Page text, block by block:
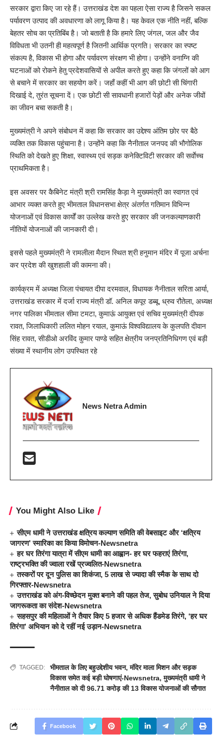
सरकार द्वारा किए जा रहे हैं। उत्तराखंड देश का पहला ऐसा राज्य है जिसने सकल
पर्यावरण उत्पाद की अवधारणा को लागू किया है। यह केवल एक नीति नहीं, बल्कि
बेहतर सोच का प्रतिबिंब है। जो बताती है कि हमारे लिए जंगल, जल और जैव
विविधता भी उतनी ही महत्वपूर्ण है जितनी आर्थिक प्रगति। सरकार का स्पष्ट
संकल्प है, विकास भी होगा और पर्यावरण संरक्षण भी होगा। उन्होंने वनाग्नि की
घटनाओं को रोकने हेतु प्रदेशवासियों से अपील करते हुए कहा कि जंगलों को आग
से बचाने में सरकार का सहयोग करें। जहाँ कहीं भी आग की छोटी सी चिंगारी
दिखाई दे, तुरंत सूचना दें। एक छोटी सी सावधानी हजारों पेड़ों और अनेक जीवों
का जीवन बचा सकती है।
मुख्यमंत्री ने अपने संबोधन में कहा कि सरकार का उद्देश्य अंतिम छोर पर बैठे
व्यक्ति तक विकास पहुंचाना है। उन्होंने कहा कि नैनीताल जनपद की भौगोलिक
स्थिति को देखते हुए शिक्षा, स्वास्थ्य एवं सड़क कनेक्टिविटी सरकार की सर्वाेच्च
प्राथमिकता है।
इस अवसर पर कैबिनेट मंत्री श्री रामसिंह कैड़ा ने मुख्यमंत्री का स्वागत एवं
आभार व्यक्त करते हुए भीमताल विधानसभा क्षेत्र अंतर्गत गतिमान विभिन्न
योजनाओं एवं विकास कार्यों का उल्लेख करते हुए सरकार की जनकल्याणकारी
नीतियों योजनाओं की जानकारी दी।
इससे पहले मुख्यमंत्री ने रामलीला मैदान स्थित श्री हनुमान मंदिर में पूजा अर्चना
कर प्रदेश की खुशहाली की कामना की।
कार्यक्रम में अध्यक्ष जिला पंचायत दीपा दरमवाल, विधायक नैनीताल सरिता आर्या,
उत्तराखंड सरकार में दर्जा राज्य मंत्री डॉ. अनिल कपूर डब्बू, ध्रुव रौतेला, अध्यक्ष
नगर पालिका भीमताल सीमा टमटा, कुमाऊं आयुक्त एवं सचिव मुख्यमंत्री दीपक
रावत, जिलाधिकारी ललित मोहन रयाल, कुमाऊं विश्वविद्यालय के कुलपति दीवान
सिंह रावत, सीडीओ अरविंद कुमार पाण्डे सहित क्षेत्रीय जनप्रतिनिधिगण एवं बड़ी
संख्या में स्थानीय लोग उपस्थित रहे
News Netra Admin
You Might Also Like
सीएम धामी ने उत्तराखंड क्षत्रिय कल्याण समिति की वेबसाइट और ‘क्षत्रिय
जागरण’ स्मारिका का किया विमोचन-Newsnetra
हर घर तिरंगा यात्रा में सीएम धामी का आह्वान- हर घर फहराएं तिरंगा,
राष्ट्रभक्ति की ज्वाला रखें प्रज्वलित-Newsnetra
तस्करों पर दून पुलिस का शिकंजा, 5 लाख से ज्यादा की स्मैक के साथ दो
गिरफ्तार-Newsnetra
उत्तराखंड को अंग-विच्छेदन मुक्त बनाने की पहल तेज, सुबोध उनियाल ने दिया
जागरूकता का संदेश-Newsnetra
सहसपुर की महिलाओं ने तैयार किए 5 हजार से अधिक हैंडमेड तिरंगे, ‘हर घर
तिरंगा’ अभियान को दे रहीं नई उड़ान-Newsnetra
TAGGED: भीमताल के लिए बहुउद्देशीय भवन,मंदिर माला मिशन और सड़क
विकास समेत कई बड़ी घोषणाएं-Newsnetra,मुख्यमंत्री धामी ने
नैनीताल को दी 96.71 करोड़ की 13 विकास योजनाओं की सौगात
Facebook